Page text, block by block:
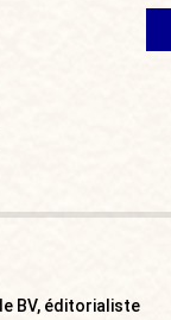
BV, éditorialiste